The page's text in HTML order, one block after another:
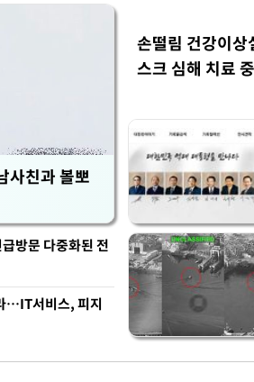
사친과 볼뽀
손떨림 건강이
스크 심해 치료
방문 다중화된 전
…IT서비스, 피지